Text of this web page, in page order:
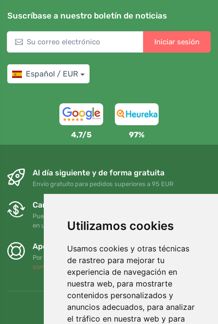
Utilizamos cookies
Usamos cookies y otras técnicas
de rastreo para mejorar tu
experiencia de navegación en
nuestra web, para mostrarte
contenidos personalizados y
anuncios adecuados, para analizar
el tráfico en nuestra web y para
Suscríbase a nuestro boletín de noticias
Iniciar sesión
Español / EUR
4,7/5 97%
Al día siguiente y de forma gratuita
Envío gratuito para pedidos superiores a 95 EUR
Cambios y devoluciones gratuitos
Puede devolver o cambiar su pedido en cualquier momento
en un plazo de 90 días
Apoyamos a Trees.org
Por cada pedido plantamos un árbol. Leer más
somos